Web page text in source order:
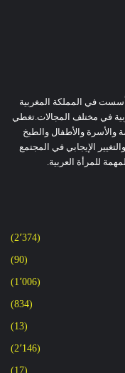
في المملكة المغربية
العربية في مختلف المجالات.تغطي
والأطفال والطبخ
الإيجابي في المجتمع
للمرأة العربية.
(2٬374)
(90)
(1٬006)
(834)
(13)
(2٬146)
(17)